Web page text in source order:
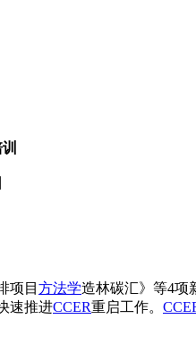
项目 方法学造林碳汇》等4项
速推进CCER重启工作。